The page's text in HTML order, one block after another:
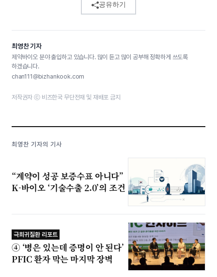
공유하기
최영찬 기자
제약바이오 분야 출입하고 있습니다. 많이 듣고 많이 공부해 정확하게 쓰도록
하겠습니다.
chan111@bizhankook.com
저작권자 ⓒ 비즈한국 무단전재 및 재배포 금지
최영찬 기자의 기사
“계약이 성공 보증수표 아니다”
K-바이오 ‘기술수출 2.0’의 조건
극희귀질환 리포트
④ ‘병은 있는데 증명이 안 된다’
PFIC 환자 막는 마지막 장벽